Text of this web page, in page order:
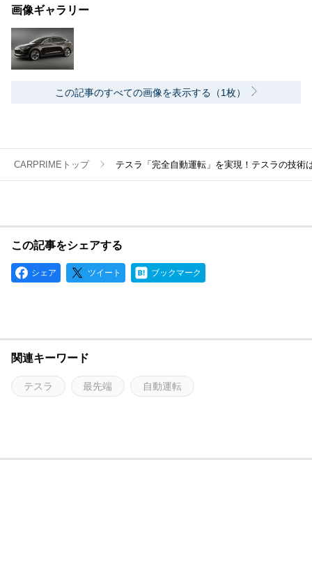
画像ギャラリー
この記事のすべての画像を表示する（1枚）
CARPRIMEトップ テスラ「完全自動運転」を実現！テスラの技術
この記事をシェアする
シェア ツイート ブックマーク
関連キーワード
テスラ 最先端 自動運転